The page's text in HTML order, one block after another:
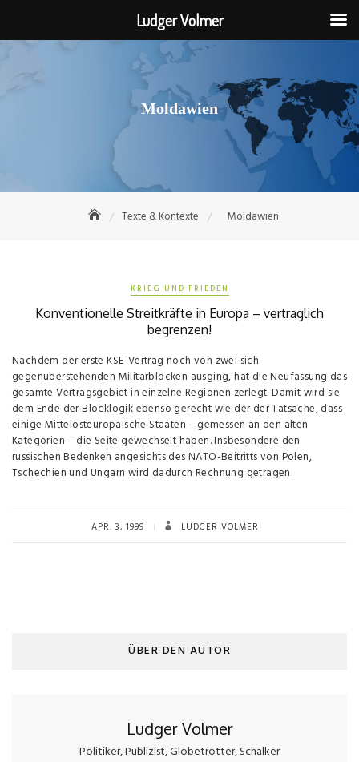
Moldawien
Texte & Kontexte Moldawien
KRIEG UND FRIEDEN
Konventionelle Streitkräfte in Europa – vertraglich
begrenzen!
Nachdem der erste KSE-Vertrag noch von zwei sich
gegenüberstehenden Militärblöcken ausging, hat die Neufassung das
gesamte Vertragsgebiet in einzelne Regionen zerlegt. Damit wird sie
dem Ende der Blocklogik ebenso gerecht wie der der Tatsache, dass
einige Mittelosteuropäische Staaten – gemessen an den alten
Kategorien – die Seite gewechselt haben. Insbesondere den
russischen Bedenken angesichts des NATO-Beitritts von Polen,
Tschechien und Ungarn wird dadurch Rechnung getragen.
APR. 3, 1999 LUDGER VOLMER
ÜBER DEN AUTOR
Ludger Volmer
Politiker, Publizist, Globetrotter, Schalker
Ludger Volmer